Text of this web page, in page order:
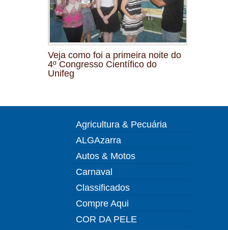
Veja como foi a primeira noite do
4º Congresso Científico do
Unifeg
Agricultura & Pecuária
ALGAzarra
Autos & Motos
Carnaval
Classificados
Compre Aqui
COR DA PELE